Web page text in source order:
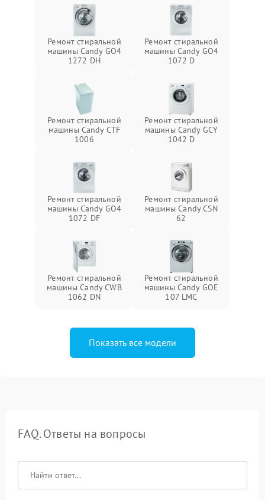
Ремонт стиральной
машины Candy GO4
1272 DH
Ремонт стиральной
машины Candy GO4
1072 D
Ремонт стиральной
машины Candy CTF
1006
Ремонт стиральной
машины Candy GCY
1042 D
Ремонт стиральной
машины Candy GO4
1072 DF
Ремонт стиральной
машины Candy CSN
62
Ремонт стиральной
машины Candy CWB
1062 DN
Ремонт стиральной
машины Candy GOE
107 LMC
Показать все модели
FAQ. Ответы на вопросы